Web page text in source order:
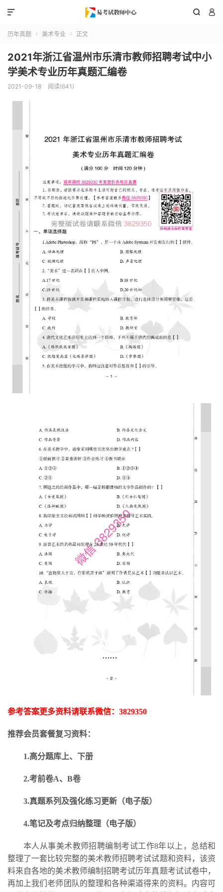
 

历年真题  美术专业  正文
2021年浙江省温州市乐清市教师招聘考试中小
学美术专业历年真题汇编卷
2021-09-18 阅读(641)
参考答案更多资料请联系微信： 3829350
推荐会员套餐复习资料：
1.高分题库上、下册
2.考前卷A、B卷
3.真题系列及强化练习更新 （电子版）
4.笔记及考点归纳整理（电子版）
本人从事美术教师招聘编制考试工作8年以上，总结和
整理了一套比较完整的美术教师招聘考试试题和资料，该资
料来自各地的美术教师编制招聘考试历年真题考试试卷中，
再加上我们老师团队的整理和各种渠道得来的资料。内容可